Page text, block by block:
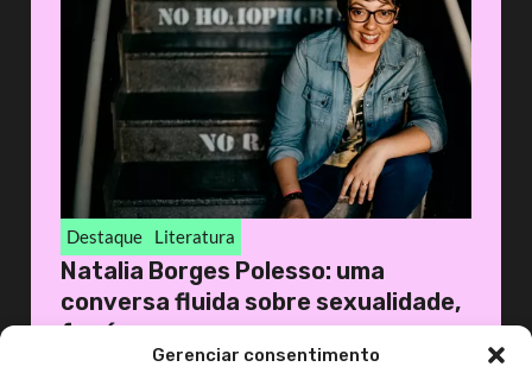
Gerenciar consentimento
Destaque Literatura
Natalia Borges Polesso: uma
conversa fluida sobre sexualidade,
famí...
16 de março de 2023